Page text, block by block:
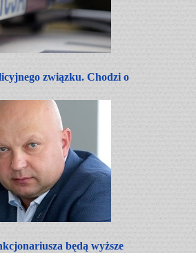
związku. Chodzi o
będą wyższe